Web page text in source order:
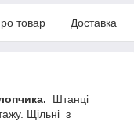
товар Доставка
Штанці
Щільні з